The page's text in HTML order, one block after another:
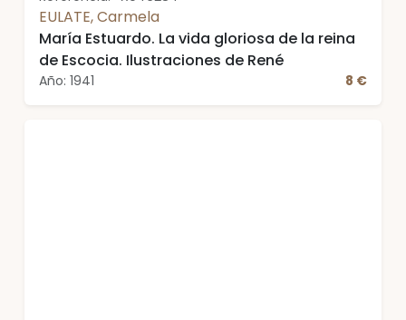
EULATE, Carmela
María Estuardo. La vida gloriosa de la reina
de Escocia. Ilustraciones de René
Año: 1941 8 €